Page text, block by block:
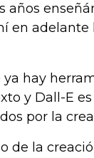
años
en
hay
y Dall-E es
por la
de la